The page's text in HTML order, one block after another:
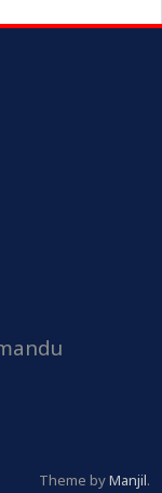
Theme byManjil.